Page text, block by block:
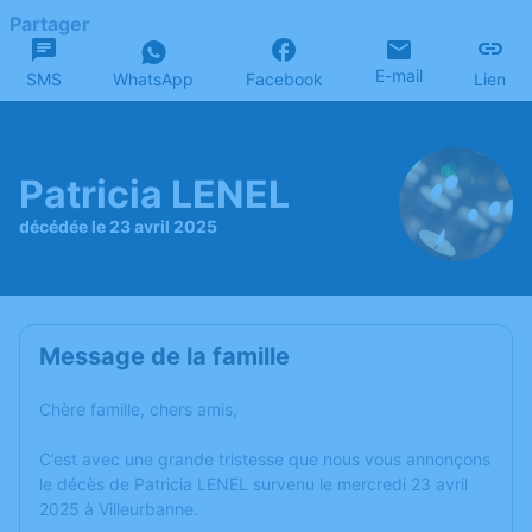
Partager
SMS WhatsApp Facebook E-mail Lien
Patricia LENEL
décédée le 23 avril 2025
Message de la famille
Chère famille, chers amis,
C’est avec une grande tristesse que nous vous annonçons
le décès de Patricia LENEL survenu le mercredi 23 avril
2025 à Villeurbanne.